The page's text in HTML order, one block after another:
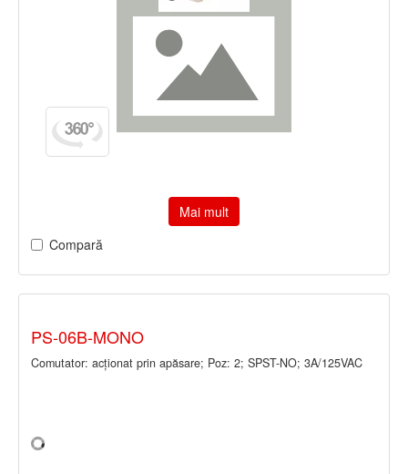
Mai mult
Compară
PS-06B-MONO
Comutator: acţionat prin apăsare; Poz: 2; SPST-NO; 3A/125VAC